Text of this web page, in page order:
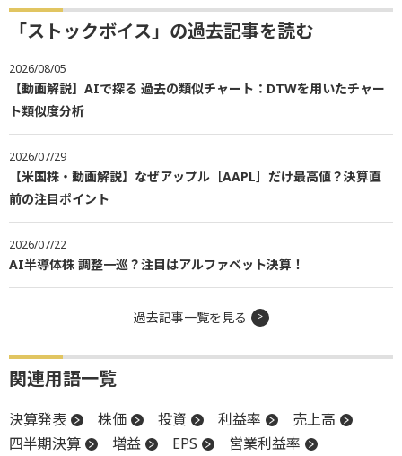
「ストックボイス」の過去記事を読む
2026/08/05
【動画解説】AIで探る 過去の類似チャート：DTWを用いたチャー
ト類似度分析
2026/07/29
【米国株・動画解説】なぜアップル［AAPL］だけ最高値？決算直
前の注目ポイント
2026/07/22
AI半導体株 調整一巡？注目はアルファベット決算！
過去記事一覧を見る
関連用語一覧
決算発表 株価 投資 利益率
売上高
四半期決算
増益 EPS
営業利益率